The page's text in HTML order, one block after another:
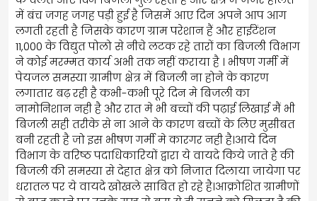
में बंच जगह जगह पड़ी हुई है जिसमें आए दिन अपने आप आग
लगती रहती है जिसके कारण ग्राम परेशान हैं और हाईटेंशन
11,000 के विद्युत पोलो से नीचे लटक रहे तारों का बिजली विभाग
ने कोई मरम्मत कार्य अभी तक नहीं कराया है । भीषण गर्मी में
पेयजल समस्या ग्रामीण क्षेत्र में बिजली ना होने के कारण
लगातार बढ़ रही है कभी-कभी पूरे दिन मे बिजली का
नामोनिशान नही है और रात मे भी बच्चों की पढ़ाई लिखाई मैं भी
बिजली सही तरीके से ना आने के कारण बच्चों के लिए मुसीबत
बनी रहती है जो इस भीषण गर्मी मे कारगर नही है।आये दिन
विभाग के वरिष्ठ पदाधिकारियों द्वारा ये वायदे किये जाते है की
बिजली की समस्या से देहात क्षेत्र को निजात दिलाया जायेगा पर
धरातल पर ये वायदे खोखले साबित हो रहे है।आक्रोशित ग्रामीणों